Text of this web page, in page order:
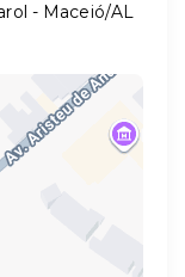
- Maceió/AL